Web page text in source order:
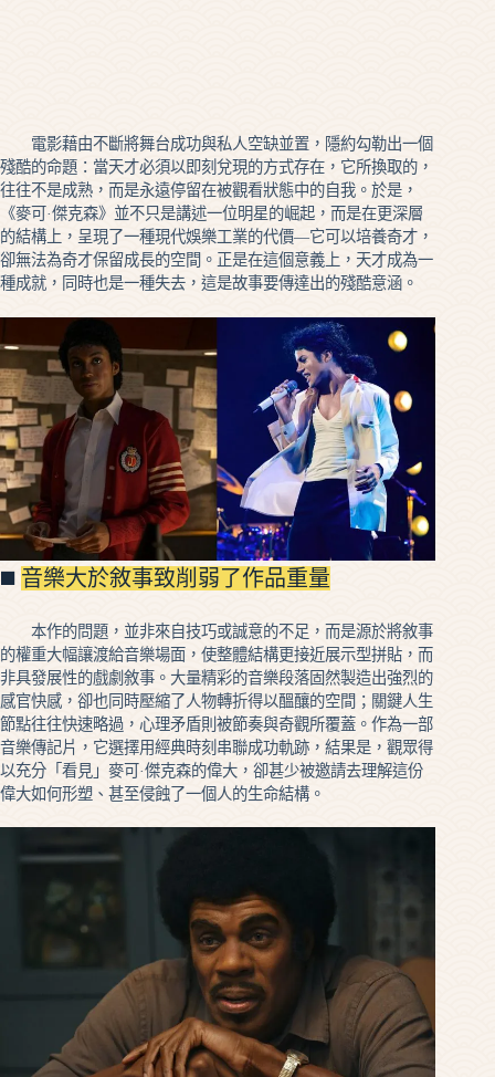
電影藉由不斷將舞台成功與私人空缺並置，隱約勾勒出一個
殘酷的命題：當天才必須以即刻兌現的方式存在，它所換取的，
往往不是成熟，而是永遠停留在被觀看狀態中的自我。於是，
《麥可·傑克森》並不只是講述一位明星的崛起，而是在更深層
的結構上，呈現了一種現代娛樂工業的代價—它可以培養奇才，
卻無法為奇才保留成長的空間。正是在這個意義上，天才成為一
種成就，同時也是一種失去，這是故事要傳達出的殘酷意涵。
◼️ 音樂大於敘事致削弱了作品重量
本作的問題，並非來自技巧或誠意的不足，而是源於將敘事
的權重大幅讓渡給音樂場面，使整體結構更接近展示型拼貼，而
非具發展性的戲劇敘事。大量精彩的音樂段落固然製造出強烈的
感官快感，卻也同時壓縮了人物轉折得以醞釀的空間；關鍵人生
節點往往快速略過，心理矛盾則被節奏與奇觀所覆蓋。作為一部
音樂傳記片，它選擇用經典時刻串聯成功軌跡，結果是，觀眾得
以充分「看見」麥可·傑克森的偉大，卻甚少被邀請去理解這份
偉大如何形塑、甚至侵蝕了一個人的生命結構。